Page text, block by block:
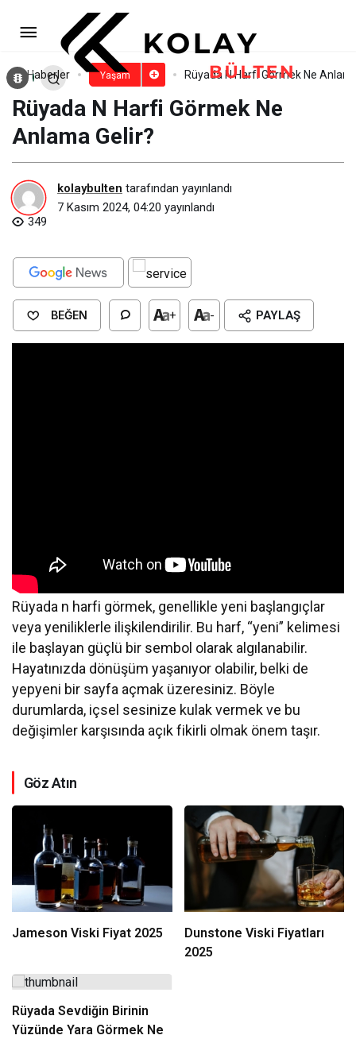
Haberler Yaşam Rüyada N Harfi Görmek Ne
Rüyada N Harfi Görmek Ne
Anlama Gelir?
kolaybulten tarafından yayınlandı
7 Kasım 2024, 04:20 yayınlandı
349
BEĞEN + - PAYLAŞ
Rüyada n harfi görmek, genellikle yeni başlangıçlar
veya yeniliklerle ilişkilendirilir. Bu harf, “yeni” kelimesi
ile başlayan güçlü bir sembol olarak algılanabilir.
Hayatınızda dönüşüm yaşanıyor olabilir, belki de
yepyeni bir sayfa açmak üzeresiniz. Böyle
durumlarda, içsel sesinize kulak vermek ve bu
değişimler karşısında açık fikirli olmak önem taşır.
Göz Atın
Jameson Viski Fiyat 2025
Dunstone Viski Fiyatları
2025
Rüyada Sevdiğin Birinin
Yüzünde Yara Görmek Ne
Rüyada Evdeki Eşyaların
Kırıldığını Görmek
Yorum Yap Paylaş